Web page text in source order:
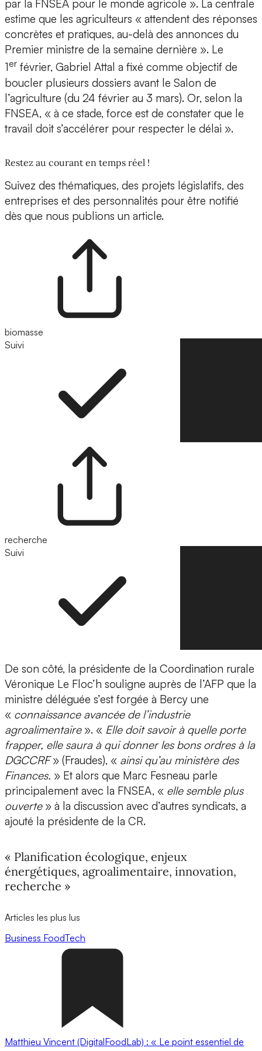
par la FNSEA pour le monde agricole ». La centrale
estime que les agriculteurs « attendent des réponses
concrètes et pratiques, au-delà des annonces du
Premier ministre de la semaine dernière ». Le
1er février, Gabriel Attal a fixé comme objectif de
boucler plusieurs dossiers avant le Salon de
l’agriculture (du 24 février au 3 mars). Or, selon la
FNSEA, « à ce stade, force est de constater que le
travail doit s’accélérer pour respecter le délai ».
Restez au courant en temps réel !
Suivez des thématiques, des projets législatifs, des
entreprises et des personnalités pour être notifié
dès que nous publions un article.
biomasse
Suivi
recherche
Suivi
De son côté, la présidente de la Coordination rurale
Véronique Le Floc’h souligne auprès de l’AFP que la
ministre déléguée s’est forgée à Bercy une
« connaissance avancée de l’industrie
agroalimentaire». « Elle doit savoir à quelle porte
frapper, elle saura à qui donner les bons ordres à la
DGCCRF» (Fraudes), « ainsi qu’au ministère des
Finances. » Et alors que Marc Fesneau parle
principalement avec la FNSEA, « elle semble plus
ouverte» à la discussion avec d’autres syndicats, a
ajouté la présidente de la CR.
« Planification écologique, enjeux
énergétiques, agroalimentaire, innovation,
recherche »
Articles les plus lus
Business FoodTech
Matthieu Vincent (DigitalFoodLab) : « Le point essentiel de